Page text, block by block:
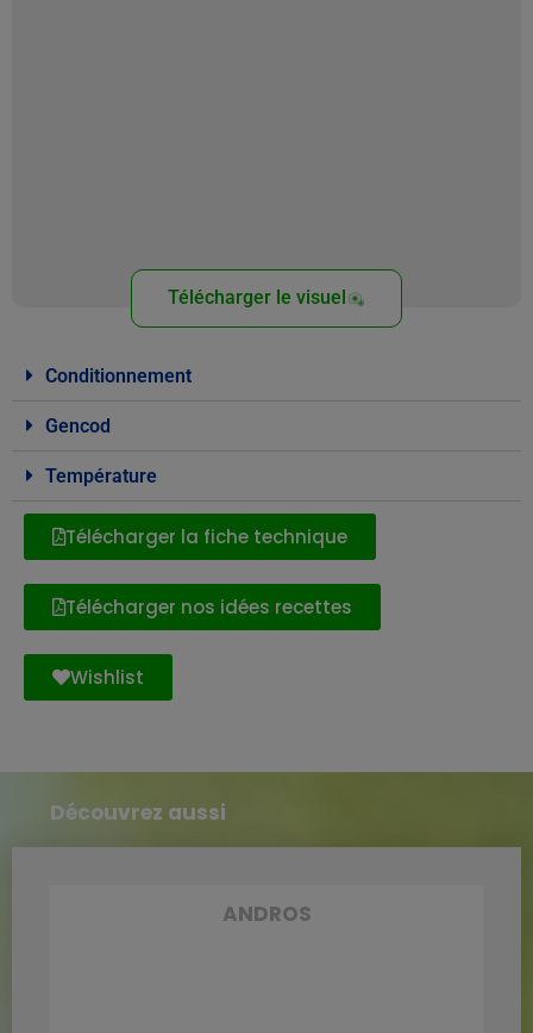
Télécharger le visuel
Conditionnement
Gencod
Température
Télécharger la fiche technique
Télécharger nos idées recettes
Wishlist
Découvrez aussi
ANDROS